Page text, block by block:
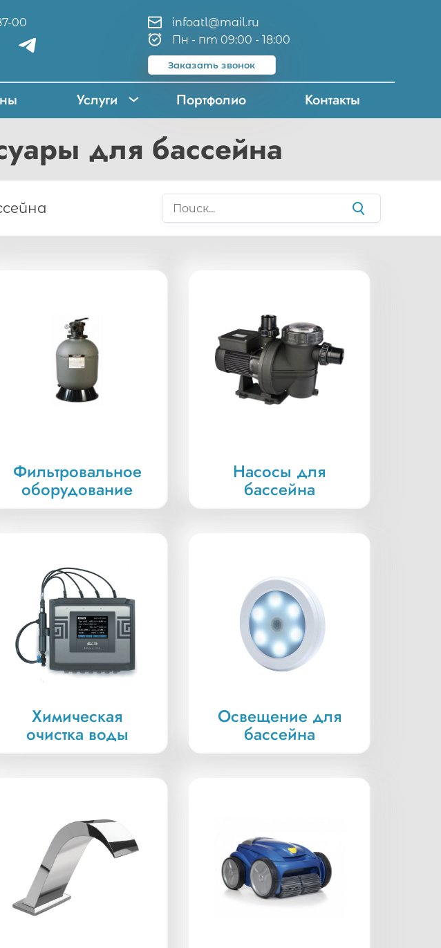
00
infoatl@mail.ru
Пн - пт 09:00 - 18:00
Заказать звонок
Услуги Портфолио Контакты
для бассейна
Фильтровальное
оборудование
Насосы для
бассейна
Химическая
очистка воды
Освещение для
бассейна